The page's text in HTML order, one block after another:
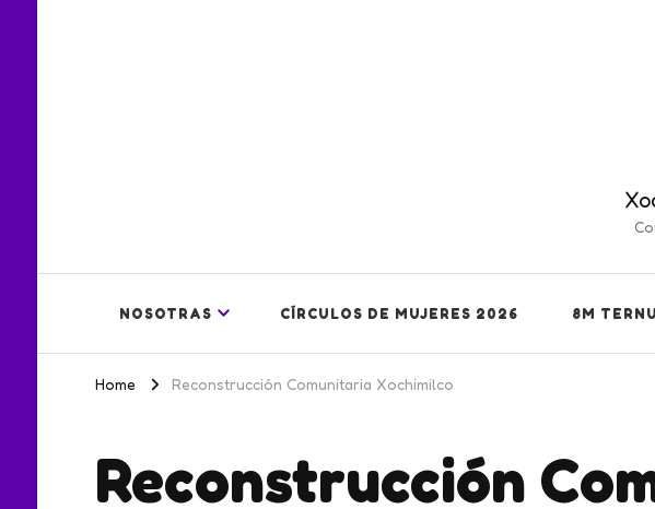
NOSOTRAS CÍRCULOS DE MUJERES 2026 8M
Home Reconstrucción Comunitaria Xochimilco
Reconstrucción